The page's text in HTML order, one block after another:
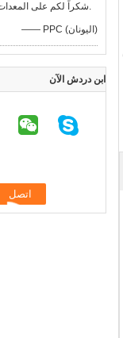
شكراً لكم على المعدات ذات الجودة الجيدة.
—— PPC (اليونان)
ابن دردش الآن